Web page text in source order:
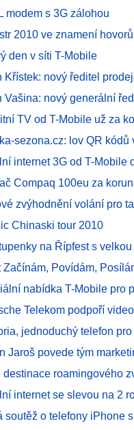
modem s 3G zálohou
2010 ve znamení hovorů
den v síti T-Mobile
Křístek: nový ředitel
Vašina: nový generální
TV od T-Mobile už za
sezona.cz: lov QR kódů
internet 3G od T-Mobile
Compaq 100eu za
zvýhodnění volání pro
Chinaski tour 2010
na Řípfest s
Začínám, Povídám,
nabídka T-Mobile pro
Telekom podpoří
jednoduchý telefon
Jaroš povede tým
destinace roamingového
internet se slevou na 2
soutěž o telefony iPhone